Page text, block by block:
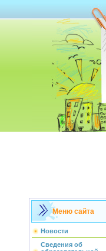
Меню сайта
Новости
Сведения об